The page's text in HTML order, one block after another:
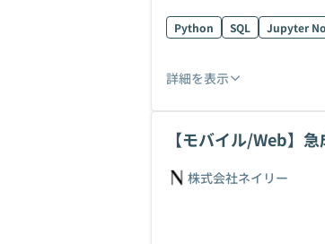
Python SQL Jupyter
詳細を表示
【モバイル/Web】
募集！
株式会社ネイリー